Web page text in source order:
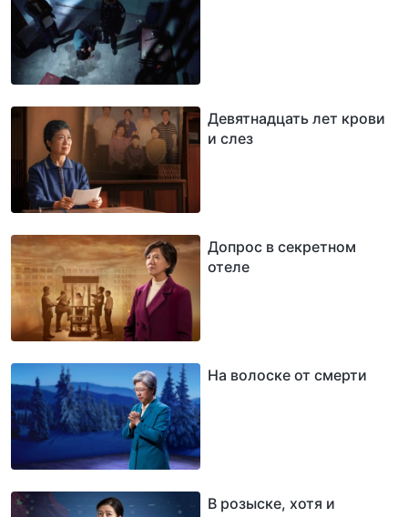
Девятнадцать лет крови
и слез
Допрос в секретном
отеле
На волоске от смерти
В розыске, хотя и